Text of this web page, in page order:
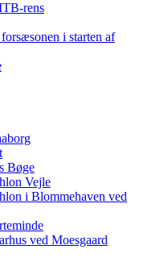
rens
i starten af
Bøge
Vejle
i Blommehaven ved
ved Moesgaard